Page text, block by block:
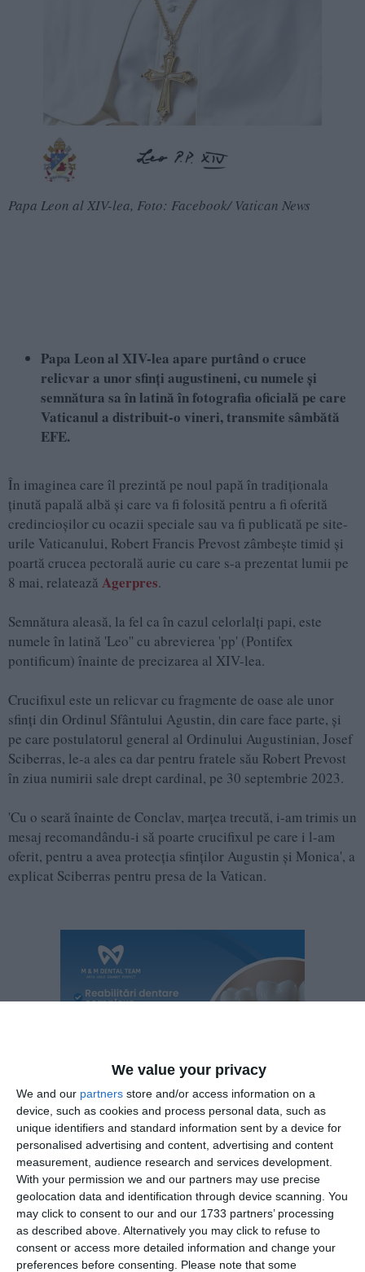
We value your privacy
We and our partners store and/or access information on a
device, such as cookies and process personal data, such as
unique identifiers and standard information sent by a device for
personalised advertising and content, advertising and content
measurement, audience research and services development.
With your permission we and our partners may use precise
geolocation data and identification through device scanning. You
may click to consent to our and our 1733 partners’ processing
as described above. Alternatively you may click to refuse to
consent or access more detailed information and change your
preferences before consenting. Please note that some
Papa Leon al XIV-lea, Foto: Facebook/ Vatican News
Papa Leon al XIV-lea apare purtând o cruce
relicvar a unor sfinți augustineni, cu numele și
semnătura sa în latină în fotografia oficială pe care
Vaticanul a distribuit-o vineri, transmite sâmbătă
EFE.
În imaginea care îl prezintă pe noul papă în tradiționala
ținută papală albă și care va fi folosită pentru a fi oferită
credincioșilor cu ocazii speciale sau va fi publicată pe site-
urile Vaticanului, Robert Francis Prevost zâmbește timid și
poartă crucea pectorală aurie cu care s-a prezentat lumii pe
8 mai, relatează Agerpres.
Semnătura aleasă, la fel ca în cazul celorlalți papi, este
numele în latină 'Leo'' cu abrevierea 'pp' (Pontifex
pontificum) înainte de precizarea al XIV-lea.
Crucifixul este un relicvar cu fragmente de oase ale unor
sfinți din Ordinul Sfântului Agustin, din care face parte, și
pe care postulatorul general al Ordinului Augustinian, Josef
Sciberras, le-a ales ca dar pentru fratele său Robert Prevost
în ziua numirii sale drept cardinal, pe 30 septembrie 2023.
'Cu o seară înainte de Conclav, marțea trecută, i-am trimis un
mesaj recomandându-i să poarte crucifixul pe care i l-am
oferit, pentru a avea protecția sfinților Augustin și Monica', a
explicat Sciberras pentru presa de la Vatican.
În centru se află un fragment de os al Sfântului Augustin, în
partea superioară a Sfintei Monica, mama sfântului față de
care noul papă are multă devoțiune, la fel cum avea și papa
Francisc. Pentru Ordinul Augustinian, figura Monicăi este